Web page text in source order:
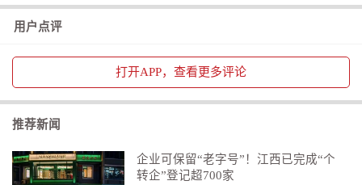
恢复清晰思考。
每日抽出5分钟常态化练习，不用等到情绪崩溃再使
肩颈。长期练习可调节自主神经，减少紧张心慌的生理
三、认知分割稳念法
用户点评
打开APP，查看更多评论
推荐新闻
企业可保留“老字号”！江西已完成“个
转企”登记超700家